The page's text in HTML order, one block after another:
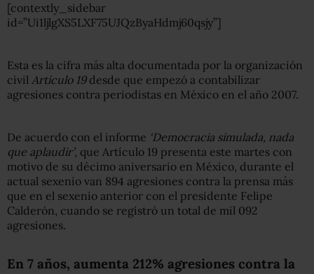
[contextly_sidebar
id=”Ui1ljlgXS5LXF75UJQzByaHdmj60qsjy”]
Esta es la cifra más alta documentada por la organización
civil Artículo 19desde que empezó a contabilizar
agresiones contra periodistas en México en el año 2007.
De acuerdo con el informe ‘Democracia simulada, nada
que aplaudir’, que Artículo 19 presenta este martes con
motivo de su décimo aniversario en México, durante el
actual sexenio van 894 agresiones contra la prensa más
que en el sexenio anterior con el presidente Felipe
Calderón, cuando se registró un total de mil 092
agresiones.
En 7 años, aumenta 212% agresiones contra la